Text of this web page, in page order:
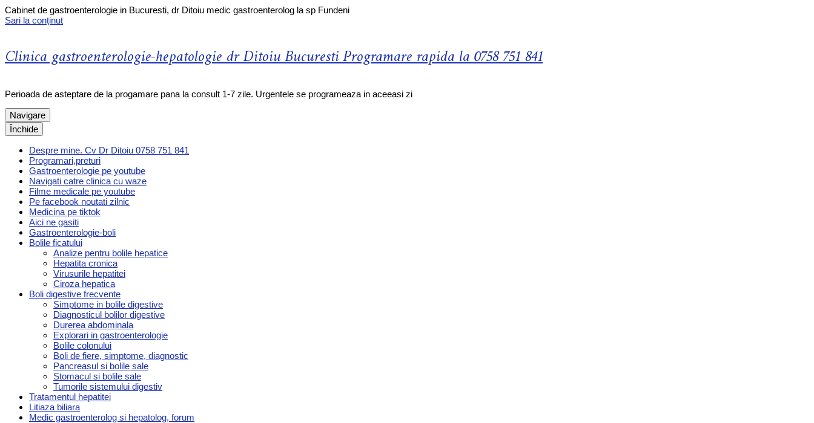
Cabinet de gastroenterologie in Bucuresti, dr Ditoiu medic gastroenterolog la sp Fundeni
Sari la conținut
Clinica gastroenterologie-hepatologie dr Ditoiu Bucuresti Programare rapida la 0758 751 841
Perioada de asteptare de la progamare pana la consult 1-7 zile. Urgentele se programeaza in aceeasi zi
Navigare
Închide
Despre mine. Cv Dr Ditoiu 0758 751 841
Programari,preturi
Gastroenterologie pe youtube
Navigati catre clinica cu waze
Filme medicale pe youtube
Pe facebook noutati zilnic
Medicina pe tiktok
Aici ne gasiti
Gastroenterologie-boli
Bolile ficatului
Analize pentru bolile hepatice
Hepatita cronica
Virusurile hepatitei
Ciroza hepatica
Boli digestive frecvente
Simptome in bolile digestive
Diagnosticul bolilor digestive
Durerea abdominala
Explorari in gastroenterologie
Bolile colonului
Boli de fiere, simptome, diagnostic
Pancreasul si bolile sale
Stomacul si bolile sale
Tumorile sistemului digestiv
Tratamentul hepatitei
Litiaza biliara
Medic gastroenterolog si hepatolog, forum